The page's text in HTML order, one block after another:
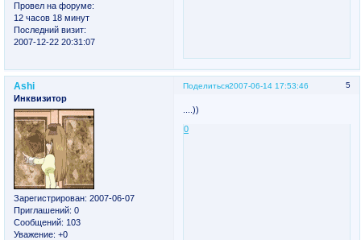
Провел на форуме:
12 часов 18 минут
Последний визит:
2007-12-22 20:31:07
Поделиться 5
2007-06-14 17:53:46
Ashi
Инквизитор
Зарегистрирован: 2007-06-07
Приглашений: 0
Сообщений: 103
Уважение: +0
....))
0